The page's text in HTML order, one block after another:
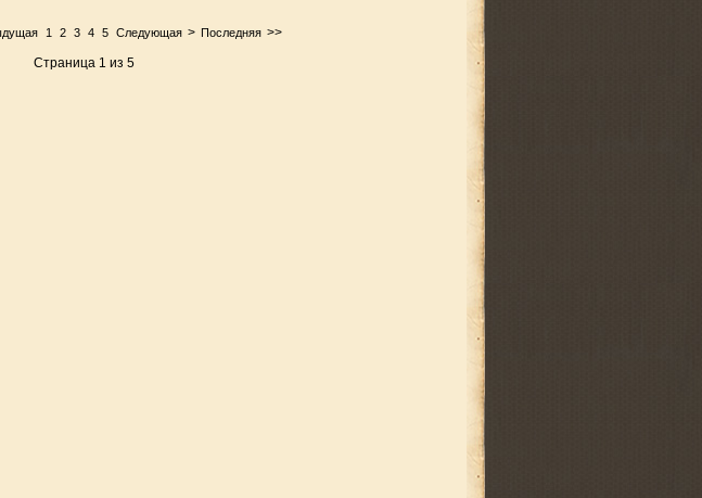
1 2 3 4 5 Следующая > Последняя >>
Страница 1 из 5